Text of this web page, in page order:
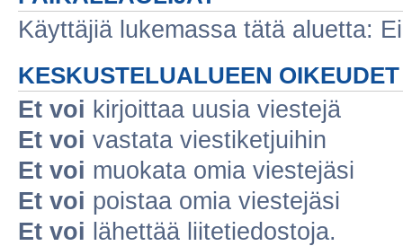
Käyttäjiä lukemassa tätä aluetta:
KESKUSTELUALUEEN OIKEUDET
Et voi kirjoittaa uusia viestejä
Et voi vastata viestiketjuihin
Et voi muokata omia viestejäsi
Et voi poistaa omia viestejäsi
Et voi lähettää liitetiedostoja.